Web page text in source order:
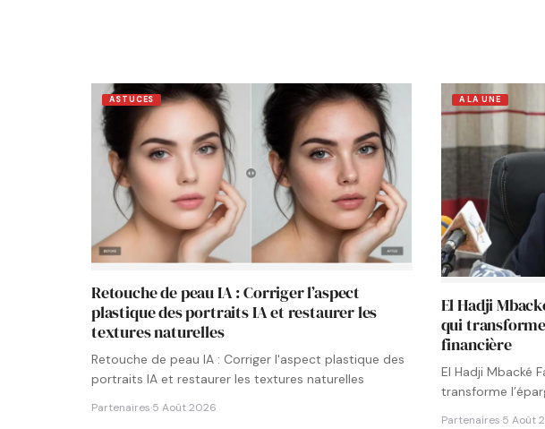
ASTUCES
Retouche de peau IA : Corriger l’aspect
plastique des portraits IA et restaurer les
textures naturelles
Retouche de peau IA : Corriger l'aspect plastique des
portraits IA et restaurer les textures naturelles
Partenaires·5 Août 2026
A LA UNE
El Hadji
qui transforme
financière
El Hadji Mbacké
transforme
Partenaires·5 Août